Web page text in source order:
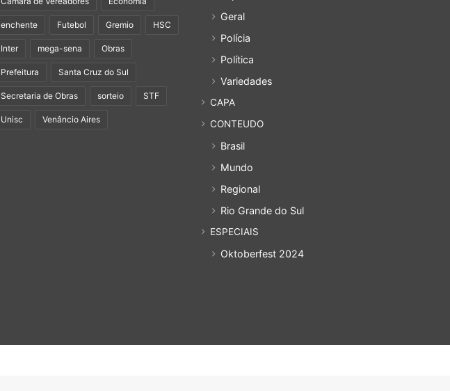
enchente Futebol Gremio HSC
Inter mega-sena Obras
Prefeitura Santa Cruz do Sul
Secretaria de Obras sorteio STF
Unisc Venâncio Aires
Geral
Polícia
Política
Variedades
CAPA
CONTEUDO
Brasil
Mundo
Regional
Rio Grande do Sul
ESPECIAIS
Oktoberfest 2024